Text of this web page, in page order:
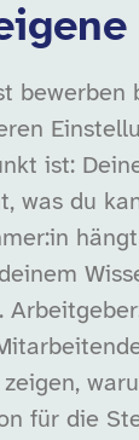
ist:
was du
für die